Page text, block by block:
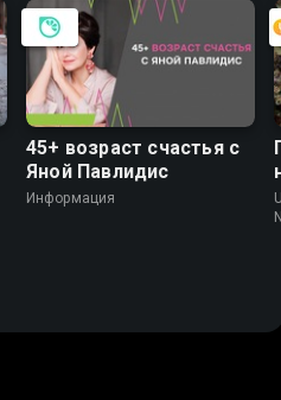
45+ возраст счастья с
Яной Павлидис
Информация